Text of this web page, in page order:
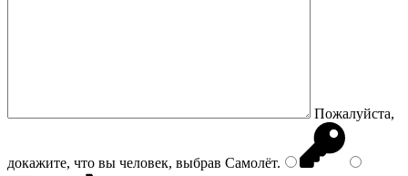
Пожалуйста,
докажите, что вы человек, выбрав Самолёт.